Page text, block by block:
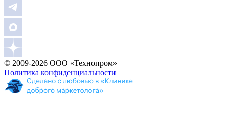
© 2009-2026 ООО «Технопром»
Политика конфиденциальности